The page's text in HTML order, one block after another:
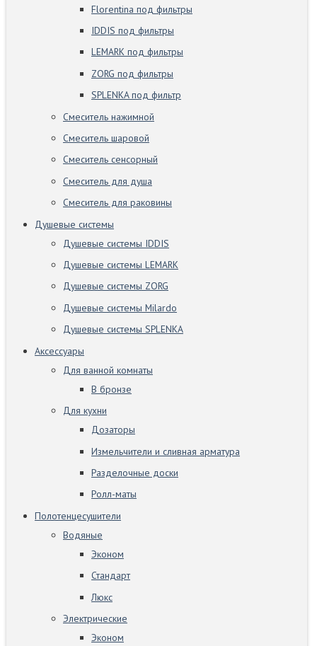
Florentina под фильтры
IDDIS под фильтры
LEMARK под фильтры
ZORG под фильтры
SPLENKA под фильтр
Смеситель нажимной
Смеситель шаровой
Смеситель сенсорный
Смеситель для душа
Смеситель для раковины
Душевые системы
Душевые системы IDDIS
Душевые системы LEMARK
Душевые системы ZORG
Душевые системы Milardo
Душевые системы SPLENKA
Аксессуары
Для ванной комнаты
В бронзе
Для кухни
Дозаторы
Измельчители и сливная арматура
Разделочные доски
Ролл-маты
Полотенцесушители
Водяные
Эконом
Стандарт
Люкс
Электрические
Эконом